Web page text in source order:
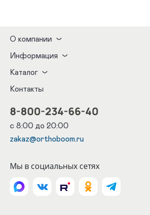
О компании
Информация
Каталог
Контакты
8-800-234-66-40
с 8:00 до 20:00
zakaz@orthoboom.ru
Мы в социальных сетях